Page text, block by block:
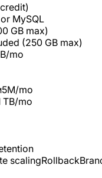
MySQL
GB max)
(250 GB max)
mo
5M/mo
TB/mo
scalingRollback